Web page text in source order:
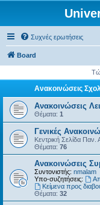
Συχνές ερωτήσεις
Board
Ανακοινώσεις
Ανακοινώσεις
Θέματα: 1
Γενικές
Κεντρική Σελίδα Παν.
Θέματα: 76
Ανακοινώσεις
Συντονιστής: nmalam
Υπο-συζητήσεις:
Kείμενα προς
Θέματα: 32